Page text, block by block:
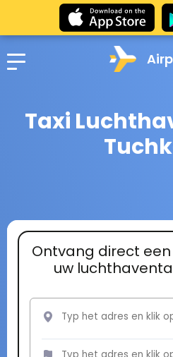
Taxi
Ontvang direct
uw